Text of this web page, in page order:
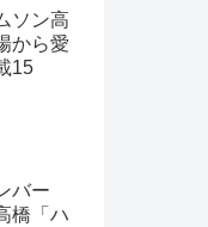
ソン高
から愛
15
バー
橋「ハ